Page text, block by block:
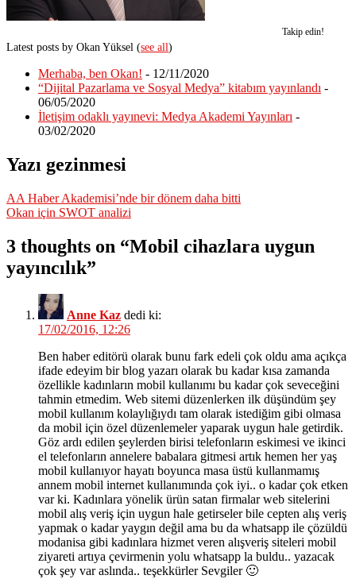
Takip edin!
Latest posts by Okan Yüksel (see all)
Merhaba, ben Okan! - 12/11/2020
“Dijital Pazarlama ve Sosyal Medya” kitabım yayınlandı -
06/05/2020
İletişim odaklı yayınevi: Medya Akademi Yayınları -
03/02/2020
Yazı gezinmesi
AA Haber Akademisi’nde bir dönem daha bitti
Okan için SWOT analizi
3 thoughts on “Mobil cihazlara uygun
yayıncılık”
Anne Kaz dedi ki:
17/02/2016, 12:26
Ben haber editörü olarak bunu fark edeli çok oldu ama açıkça
ifade edeyim bir blog yazarı olarak bu kadar kısa zamanda
özellikle kadınların mobil kullanımı bu kadar çok seveceğini
tahmin etmedim. Web sitemi düzenlerken ilk düşündüm şey
mobil kullanım kolaylığıydı tam olarak istediğim gibi olmasa
da mobil için özel düzenlemeler yaparak uygun hale getirdik.
Göz ardı edilen şeylerden birisi telefonların eskimesi ve ikinci
el telefonların annelere babalara gitmesi artık hemen her yaş
mobil kullanıyor hayatı boyunca masa üstü kullanmamış
annem mobil internet kullanımında çok iyi.. o kadar çok etken
var ki. Kadınlara yönelik ürün satan firmalar web sitelerini
mobil alış veriş için uygun hale getirseler bile cepten alış veriş
yapmak o kadar yaygın değil ama bu da whatsapp ile çözüldü
modanisa gibi kadınlara hizmet veren alışveriş siteleri mobil
ziyareti artıya çevirmenin yolu whatsapp la buldu.. yazacak
çok şey var aslında.. teşekkürler Sevgiler 🙂